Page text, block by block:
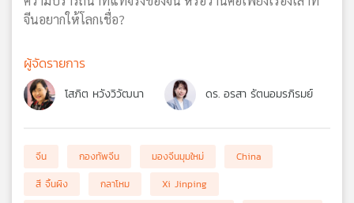
จีนอยากให้โลกเชื่อ?
ผู้จัดรายการ
โสภิต หวังวิวัฒนา ดร. อรสา รัตนอมรภิรมย์
จีน กองทัพจีน มองจีนมุมใหม่
China
สี จิ้นผิง
กลาโหม
Xi Jinping